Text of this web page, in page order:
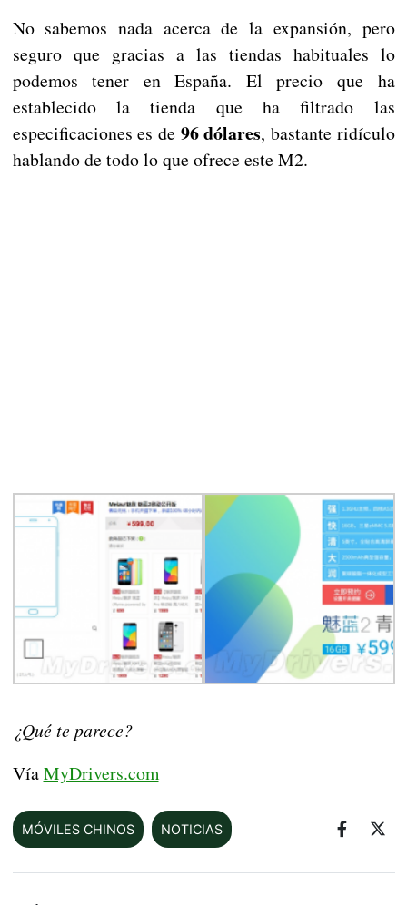
No sabemos nada acerca de la expansión, pero
seguro que gracias a las tiendas habituales lo
podemos tener en España. El precio que ha
establecido la tienda que ha filtrado las
especificaciones es de 96 dólares, bastante ridículo
hablando de todo lo que ofrece este M2.
¿Qué te parece?
VíaMyDrivers.com
MÓVILES CHINOS NOTICIAS